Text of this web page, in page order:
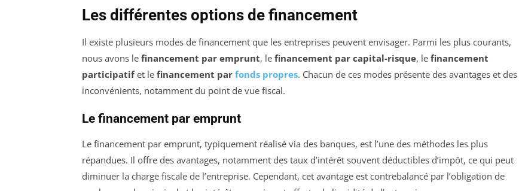
Les différentes options de financement
Il existe plusieurs modes de financement que les entreprises peuvent envisager. Parmi les plus courants,
nous avons le financement par emprunt, le financement par capital-risque, le financement
participatifet le financement par fonds propres. Chacun de ces modes présente des avantages et des
inconvénients, notamment du point de vue fiscal.
Le financement par emprunt
Le financement par emprunt, typiquement réalisé via des banques, est l’une des méthodes les plus
répandues. Il offre des avantages, notamment des taux d’intérêt souvent déductibles d’impôt, ce qui peut
diminuer la charge fiscale de l’entreprise. Cependant, cet avantage est contrebalancé par l’obligation de